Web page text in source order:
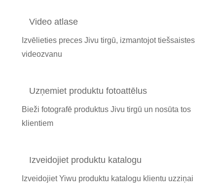
Video atlase
Izvēlieties preces Jivu tirgū, izmantojot tiešsaistes
videozvanu
Uzņemiet produktu fotoattēlus
Bieži fotografē produktus Jivu tirgū un nosūta tos
klientiem
Izveidojiet produktu katalogu
Izveidojiet Yiwu produktu katalogu klientu uzziņai